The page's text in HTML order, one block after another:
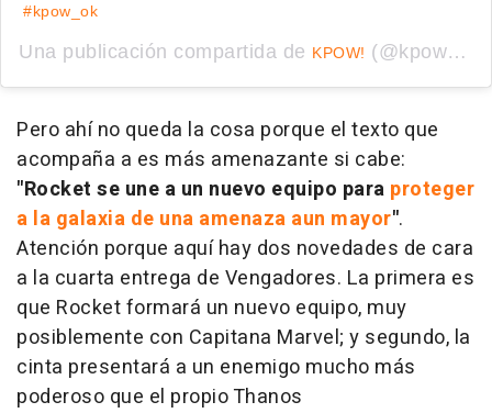
#kpow_ok
Una publicación compartida de KPOW! (@kpow_ok) el
Pero ahí no queda la cosa porque el texto que
acompaña a es más amenazante si cabe:
"Rocket se une a un nuevo equipo para proteger
a la galaxia de una amenaza aun mayor".
Atención porque aquí hay dos novedades de cara
a la cuarta entrega de Vengadores. La primera es
que Rocket formará un nuevo equipo, muy
posiblemente con Capitana Marvel; y segundo, la
cinta presentará a un enemigo mucho más
poderoso que el propio Thanos